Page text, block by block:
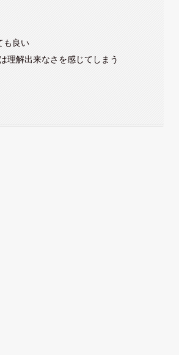
も良い
理解出来なさを感じてしまう